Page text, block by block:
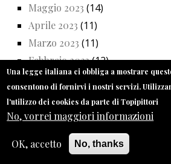
Maggio 2023 (14)
Aprile 2023 (11)
Marzo 2023 (11)
Febbraio 2023(12)
Gennaio 2023(10)
Dicembre 2022 (9)
Novembre 2022(13)
Ottobre 2022(13)
Settembre 2022(12)
Una legge italiana ci obbliga a mostrare
consentono di fornirvi i nostri servizi.
l'utilizzo dei cookies da parte di Topipittori
No, vorrei maggiori informazioni
OK, accetto No, thanks